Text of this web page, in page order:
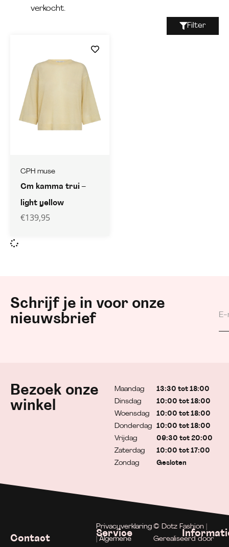
verkocht.
Filter
CPH muse
Cm kamma trui –
light yellow
€139,95
Schrijf je in voor onze
nieuwsbrief
Bezoek onze
winkel
Maandag
Dinsdag
Woensdag
Donderdag
Vrijdag
Zaterdag
Zondag
13:30 tot 18:00
10:00 tot 18:00
10:00 tot 18:00
10:00 tot 18:00
09:30 tot 20:00
10:00 tot 17:00
Gesloten
Contact Service
Privacyverklaring
| Algemene
© Dotz Fashion |
Gerealiseerd door